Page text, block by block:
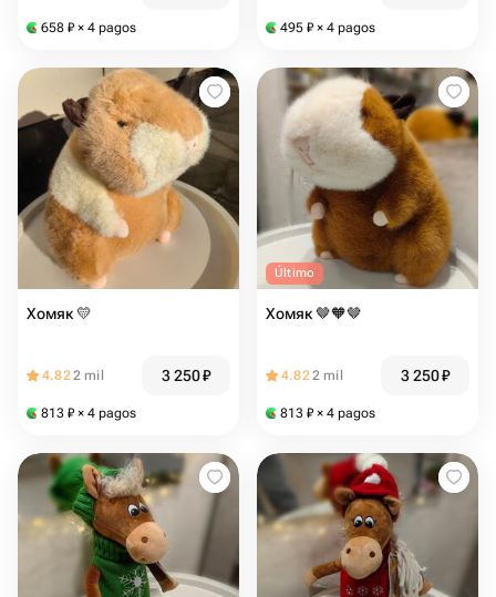
658 ₽ × 4 pagos 495 ₽ × 4 pagos
Хомяк 💛
4.822 mil 3 250₽
813 ₽ × 4 pagos
Último
Хомяк 🤎🧡🤎
4.822 mil 3 250₽
813 ₽ × 4 pagos